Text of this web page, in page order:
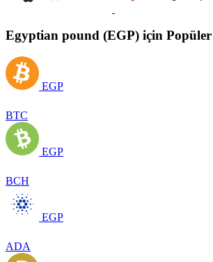
Egyptian pound (EGP) için
EGP
BTC
EGP
BCH
EGP
ADA